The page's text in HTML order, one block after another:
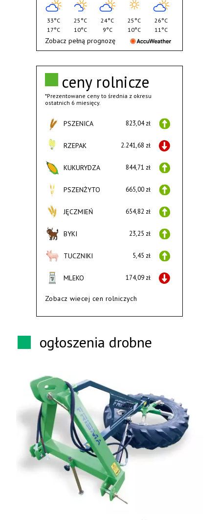
ceny rolnicze
*Prezentowane ceny to średnia z okresu
ostatnich 6 miesięcy.
PSZENICA 823,04 zł
RZEPAK 2.241,68 zł
KUKURYDZA 844,71 zł
PSZENŻYTO 665,00 zł
JĘCZMIEŃ 654,82 zł
BYKI 23,25 zł
TUCZNIKI 5,45 zł
MLEKO 174,09 zł
Zobacz wiecej cen rolniczych
33°C
17°C
25°C
10°C
24°C
9°C
25°C
10°C
26°C
11°C
Zobacz pełną prognozę
ogłoszenia drobne